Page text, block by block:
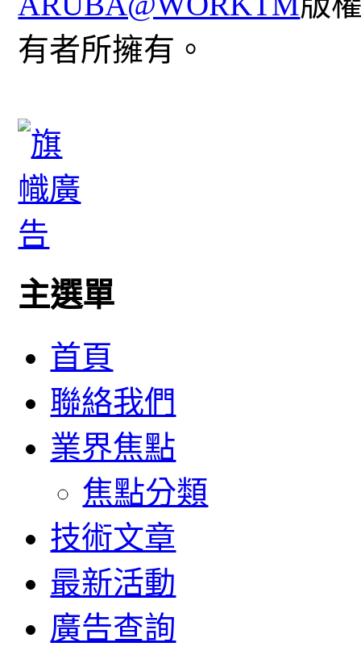
有者所擁有。
主選單
首頁
聯絡我們
業界焦點
焦點分類
技術文章
最新活動
廣告查詢